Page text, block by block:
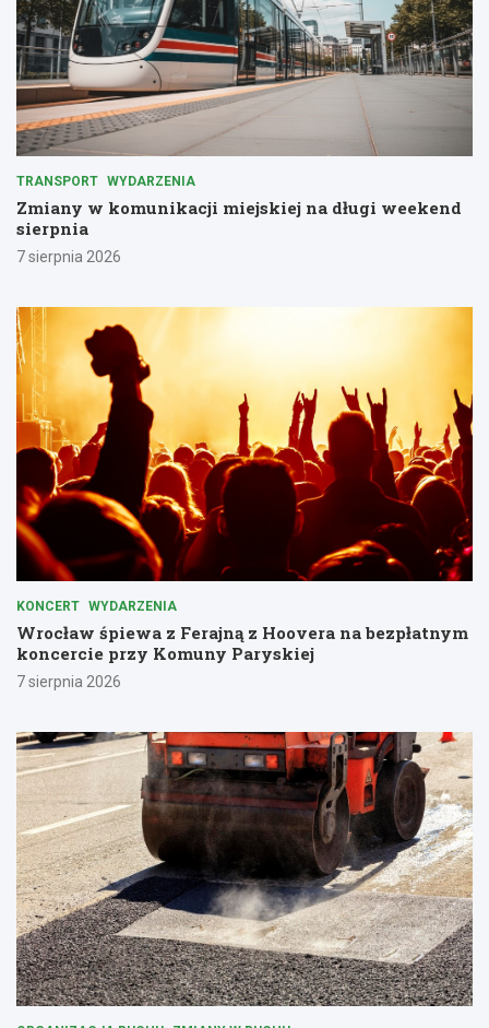
TRANSPORT WYDARZENIA
Zmiany w komunikacji miejskiej na długi weekend
sierpnia
7 sierpnia 2026
KONCERT WYDARZENIA
Wrocław śpiewa z Ferajną z Hoovera na bezpłatnym
koncercie przy Komuny Paryskiej
7 sierpnia 2026